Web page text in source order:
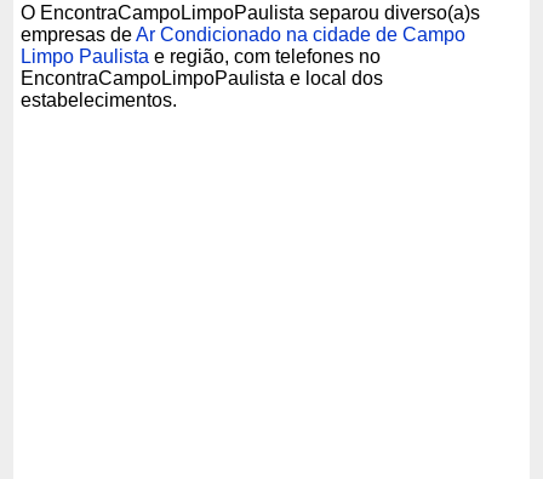
O EncontraCampoLimpoPaulista separou diverso(a)s
empresas deAr Condicionado na cidade de Campo
Limpo Paulista e região, com telefones no
EncontraCampoLimpoPaulista e local dos
estabelecimentos.